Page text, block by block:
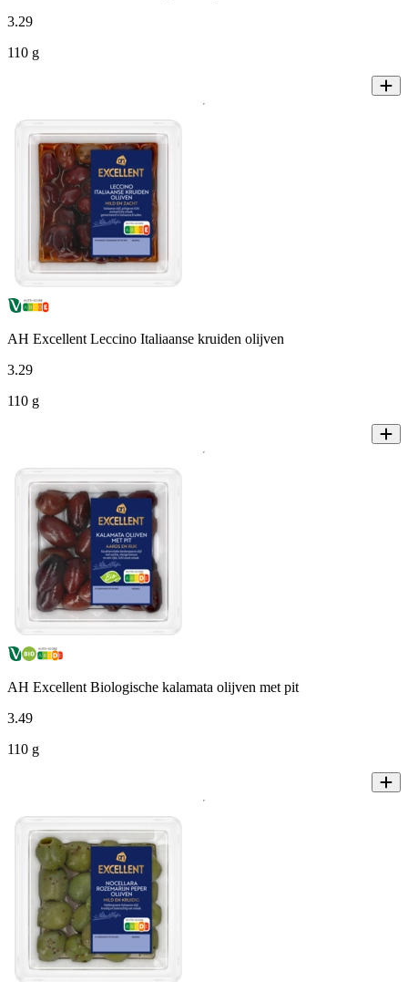
3.29
110 g
AH Excellent Leccino Italiaanse kruiden olijven
3.29
110 g
AH Excellent Biologische kalamata olijven met pit
3.49
110 g